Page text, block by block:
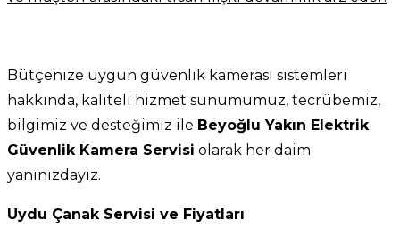
Bütçenize uygun güvenlik kamerası sistemleri
hakkında, kaliteli hizmet sunumumuz, tecrübemiz,
bilgimiz ve desteğimiz ile Beyoğlu Yakın Elektrik
Güvenlik Kamera Servisi olarak her daim
yanınızdayız.
Uydu Çanak Servisi ve Fiyatları